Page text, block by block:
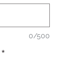
0/500
*